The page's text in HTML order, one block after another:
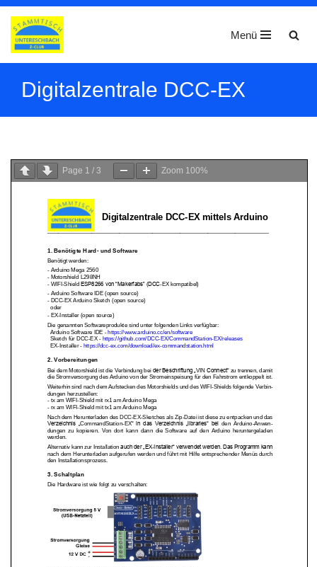
Zum
Inhalt
Menü
Digitalzentrale DCC-EX
Page 1 / 3 Zoom 100%